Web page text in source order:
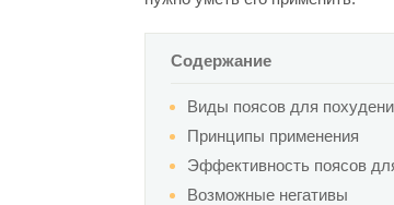
Содержание
Виды поясов для
Принципы применения
Эффективность поясов
Возможные негативы